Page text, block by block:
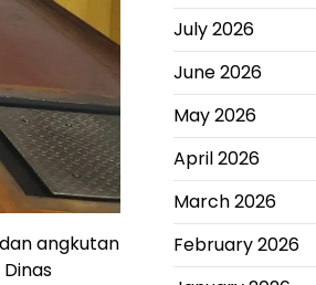
angkutan
July 2026
June 2026
May 2026
April 2026
March 2026
February 2026